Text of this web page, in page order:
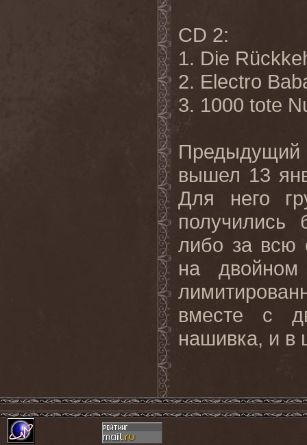
CD 2:
1. Die
2. Electro
3. 1000 tote
вышел 13
Для него
получились
либо за всю
на
вместе с
нашивка, и в